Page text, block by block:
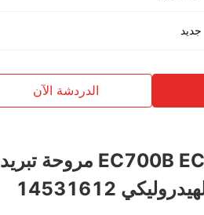
جديد
الدردشة الآن
EC700B EC290B EC240B مروحة تبريد
المحرك / الجزء الهيدروليكي 14531612